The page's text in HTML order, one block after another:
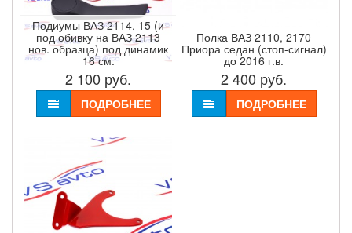
Подиумы ВАЗ 2114, 15 (и
под обивку на ВАЗ 2113
нов. образца) под динамик
16 см.
2 100 руб.
ПОДРОБНЕЕ
Полка ВАЗ 2110, 2170
Приора седан (стоп-сигнал)
до 2016 г.в.
2 400 руб.
ПОДРОБНЕЕ